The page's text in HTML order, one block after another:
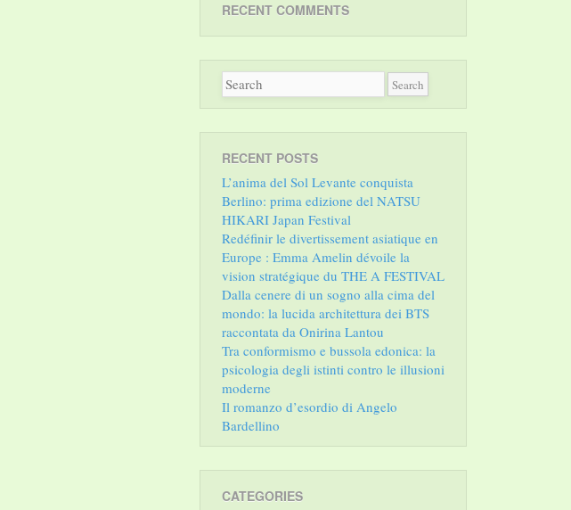
RECENT COMMENTS
RECENT POSTS
L’anima del Sol Levante conquista
Berlino: prima edizione del NATSU
HIKARI Japan Festival
Redéfinir le divertissement asiatique en
Europe : Emma Amelin dévoile la
vision stratégique du THE A FESTIVAL
Dalla cenere di un sogno alla cima del
mondo: la lucida architettura dei BTS
raccontata da Onirina Lantou
Tra conformismo e bussola edonica: la
psicologia degli istinti contro le illusioni
moderne
Il romanzo d’esordio di Angelo
Bardellino
CATEGORIES